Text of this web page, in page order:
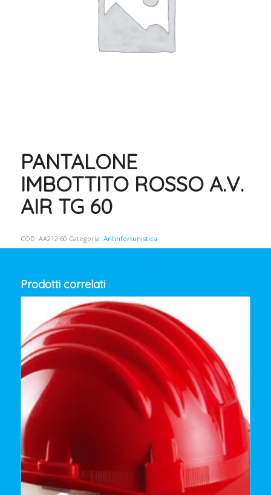
PANTALONE
IMBOTTITO ROSSO A.V.
AIR TG 60
COD: AA212.60 Categoria: Antinfortunistica
Prodotti correlati